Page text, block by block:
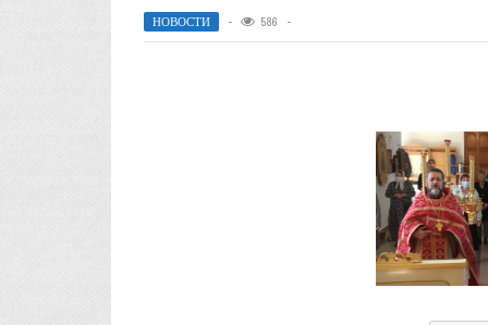
НОВОСТИ 586